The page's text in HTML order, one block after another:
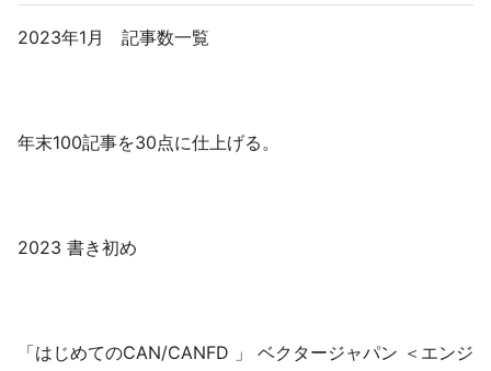
2023年1月 記事数一覧
年末100記事を30点に仕上げる。
2023 書き初め
「はじめてのCAN/CANFD 」 ベクタージャパン ＜エンジ